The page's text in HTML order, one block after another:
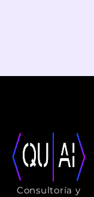
Consultoría y